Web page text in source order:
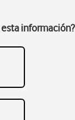
información?